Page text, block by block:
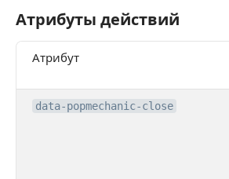
Атрибуты действий
Атрибуты действий
Атрибут
data-popmechanic-close